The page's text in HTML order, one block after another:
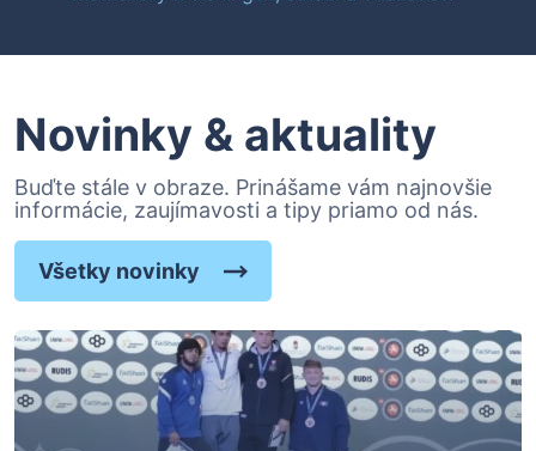
Novinky & aktuality
Buďte stále v obraze. Prinášame vám najnovšie
informácie, zaujímavosti a tipy priamo od nás.
Všetky novinky